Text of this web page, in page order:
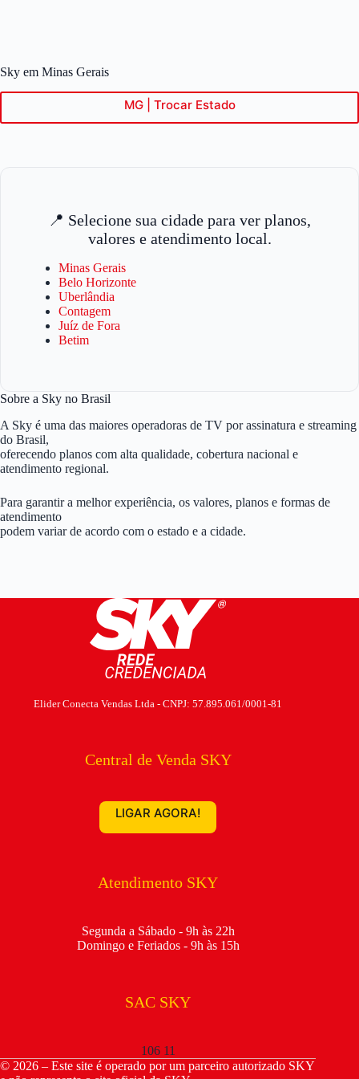
Sky em Minas Gerais
MG | Trocar Estado
📍 Selecione sua cidade para ver planos,
valores e atendimento local.
Minas Gerais
Belo Horizonte
Uberlândia
Contagem
Juíz de Fora
Betim
Sobre a Sky no Brasil
A Sky é uma das maiores operadoras de TV por assinatura e streaming
do Brasil,
oferecendo planos com alta qualidade, cobertura nacional e
atendimento regional.
Para garantir a melhor experiência, os valores, planos e formas de
atendimento
podem variar de acordo com o estado e a cidade.
Elider Conecta Vendas Ltda - CNPJ: 57.895.061/0001-81
Central de Venda SKY
LIGAR AGORA!
Atendimento SKY
Segunda a Sábado - 9h às 22h
Domingo e Feriados - 9h às 15h
SAC SKY
106 11
© 2026 – Este site é operado por um parceiro autorizado SKY